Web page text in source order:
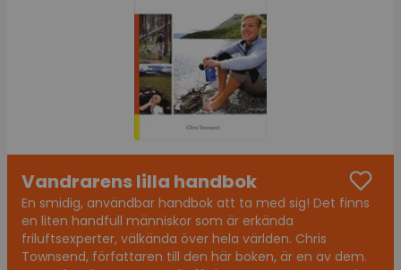
Vandrarens lilla handbok
En smidig, användbar handbok att ta med sig! Det finns
en liten handfull människor som är erkända
friluftsexperter, välkända över hela världen. Chris
Townsend, författaren till den här boken, är en av dem.